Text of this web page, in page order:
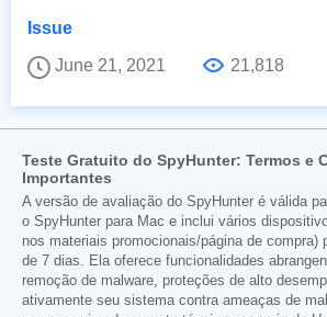
Issue
June 21, 2021
21,818
Teste Gratuito do SpyHunter: Termos e
Importantes
A versão de avaliação do SpyHunter é válida
o SpyHunter para Mac e inclui vários
nos materiais promocionais/página de compra)
de 7 dias. Ela oferece funcionalidades
remoção de malware, proteções de alto
ativamente seu sistema contra ameaças de